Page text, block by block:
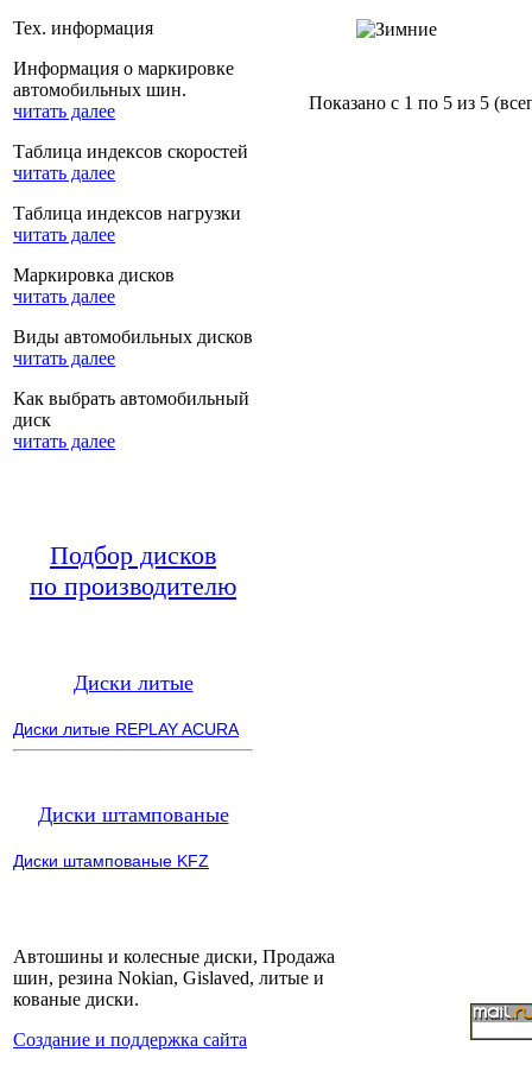
Тех. информация
Информация о маркировке
автомобильных шин.
читать далее
Таблица индексов скоростей
читать далее
Таблица индексов нагрузки
читать далее
Маркировка дисков
читать далее
Виды автомобильных дисков
читать далее
Как выбрать автомобильный
диск
читать далее
Подбор дисков
по производителю
Диски литые
Диски литые REPLAY ACURA
Диски штампованые
Диски штампованые KFZ
Показано с 1 по 5 из 5
Автошины и колесные диски, Продажа
шин, резина Nokian, Gislaved, литые и
кованые диски.
Cоздание и поддержка сайта